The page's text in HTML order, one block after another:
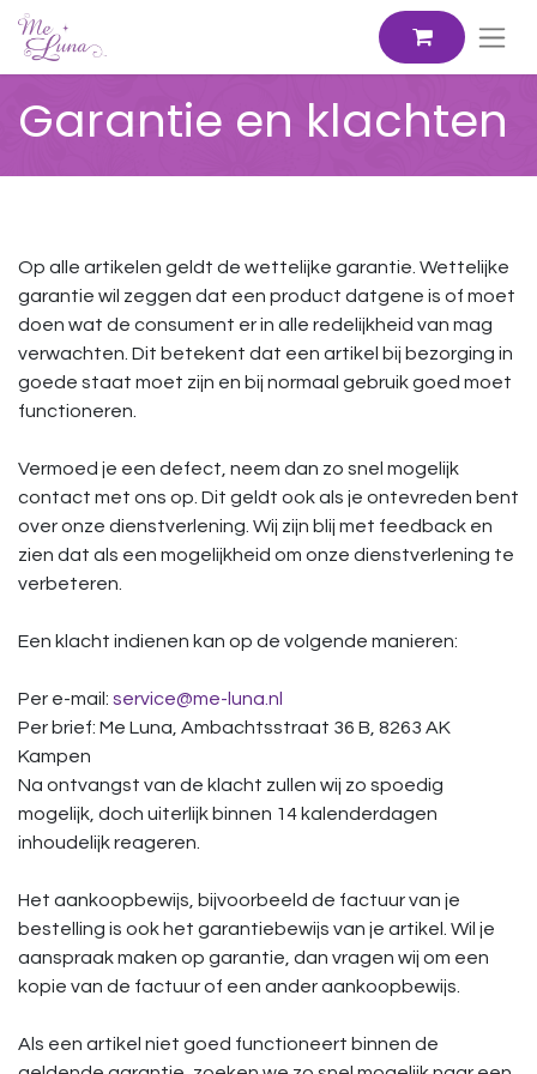
Garantie en klachten
Op alle artikelen geldt de wettelijke garantie. Wettelijke
garantie wil zeggen dat een product datgene is of moet
doen wat de consument er in alle redelijkheid van mag
verwachten. Dit betekent dat een artikel bij bezorging in
goede staat moet zijn en bij normaal gebruik goed moet
functioneren.
Vermoed je een defect, neem dan zo snel mogelijk
contact met ons op. Dit geldt ook als je ontevreden bent
over onze dienstverlening. Wij zijn blij met feedback en
zien dat als een mogelijkheid om onze dienstverlening te
verbeteren.
Een klacht indienen kan op de volgende manieren:
Per e-mail: service@me-luna.nl
Per brief: Me Luna, Ambachtsstraat 36 B, 8263 AK
Kampen
Na ontvangst van de klacht zullen wij zo spoedig
mogelijk, doch uiterlijk binnen 14 kalenderdagen
inhoudelijk reageren.
Het aankoopbewijs, bijvoorbeeld de factuur van je
bestelling is ook het garantiebewijs van je artikel. Wil je
aanspraak maken op garantie, dan vragen wij om een
kopie van de factuur of een ander aankoopbewijs.
Als een artikel niet goed functioneert binnen de